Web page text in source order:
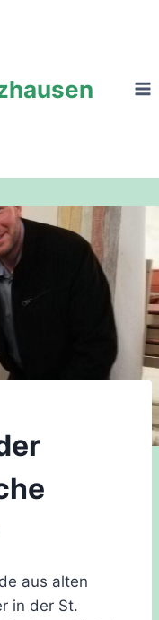
aus alten
in der St.